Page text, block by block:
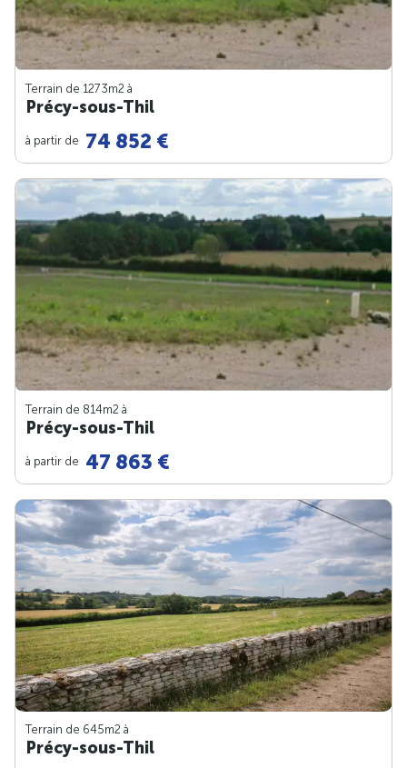
Terrain de 1273m2 à
Précy-sous-Thil
à partir de 74 852 €
Terrain de 814m2 à
Précy-sous-Thil
à partir de 47 863 €
Terrain de 645m2 à
Précy-sous-Thil